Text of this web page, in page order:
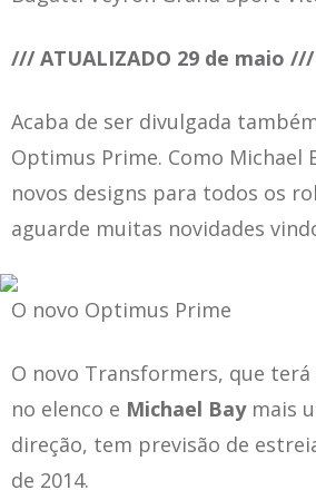
/// ATUALIZADO 29 de maio ///
Acaba de ser divulgada
Optimus Prime. Como Michael
novos designs para todos os
aguarde muitas novidades
O novo Optimus Prime
O novo Transformers, que terá
no elenco e Michael Baymais
direção, tem previsão de
de 2014.